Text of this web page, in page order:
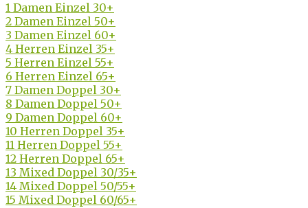
1 Damen Einzel 30+
2 Damen Einzel 50+
3 Damen Einzel 60+
4 Herren Einzel 35+
5 Herren Einzel 55+
6 Herren Einzel 65+
7 Damen Doppel 30+
8 Damen Doppel 50+
9 Damen Doppel 60+
10 Herren Doppel 35+
11 Herren Doppel 55+
12 Herren Doppel 65+
13 Mixed Doppel 30/35+
14 Mixed Doppel 50/55+
15 Mixed Doppel 60/65+